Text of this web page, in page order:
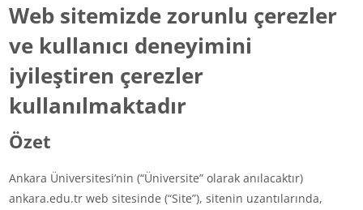
Web sitemizde zorunlu çerezler
ve kullanıcı deneyimini
iyileştiren çerezler
kullanılmaktadır
Özet
Ankara Üniversitesi’nin (“Üniversite” olarak anılacaktır)
ankara.edu.tr web sitesinde (“Site”), sitenin uzantılarında,